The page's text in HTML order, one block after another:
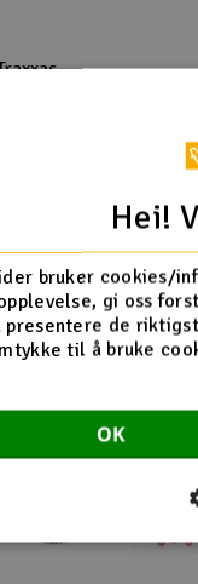
Hei!
bruker cookies/
gi oss
presentere de
til å bruke
OK